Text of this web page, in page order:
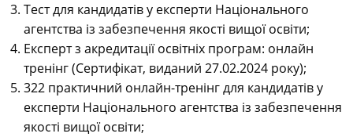
Тест для кандидатів у експерти Національного
агентства із забезпечення якості вищої освіти;
Експерт з акредитації освітніх програм: онлайн
тренінг (Сертифікат, виданий 27.02.2024 року);
322 практичний онлайн-тренінг для кандидатів у
експерти Національного агентства із забезпечення
якості вищої освіти;